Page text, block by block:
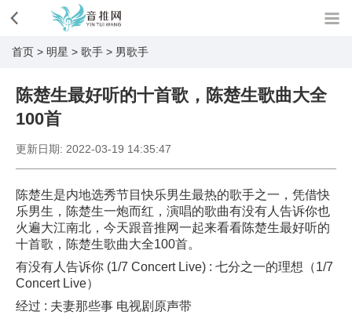
首页 > 明星 > 歌手 > 男歌手
陈楚生最好听的十首歌，陈楚生歌曲大全
100首
更新日期: 2022-03-19 14:35:47
陈楚生是内地选秀节目快乐男生最热的歌手之一，凭借快
乐男生，陈楚生一炮而红，演唱的歌曲有没有人告诉你也
火遍大江南北，今天跟音推网一起来看看陈楚生最好听的
十首歌，陈楚生歌曲大全100首。
有没有人告诉你 (1/7 Concert Live) : 七分之一的理想（1/7
Concert Live）
经过 : 夫妻那些事 电视剧原声带